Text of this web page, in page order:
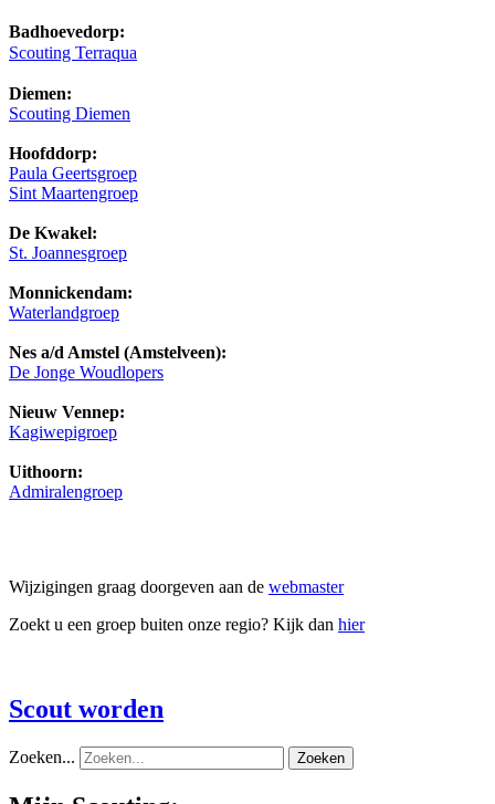
Badhoevedorp:
Scouting Terraqua
Diemen:
Scouting Diemen
Hoofddorp:
Paula Geertsgroep
Sint Maartengroep
De Kwakel:
St. Joannesgroep
Monnickendam:
Waterlandgroep
Nes a/d Amstel (Amstelveen):
De Jonge Woudlopers
Nieuw Vennep:
Kagiwepigroep
Uithoorn:
Admiralengroep
Wijzigingen graag doorgeven aan de webmaster
Zoekt u een groep buiten onze regio? Kijk dan hier
Scout worden
Zoeken... Zoeken